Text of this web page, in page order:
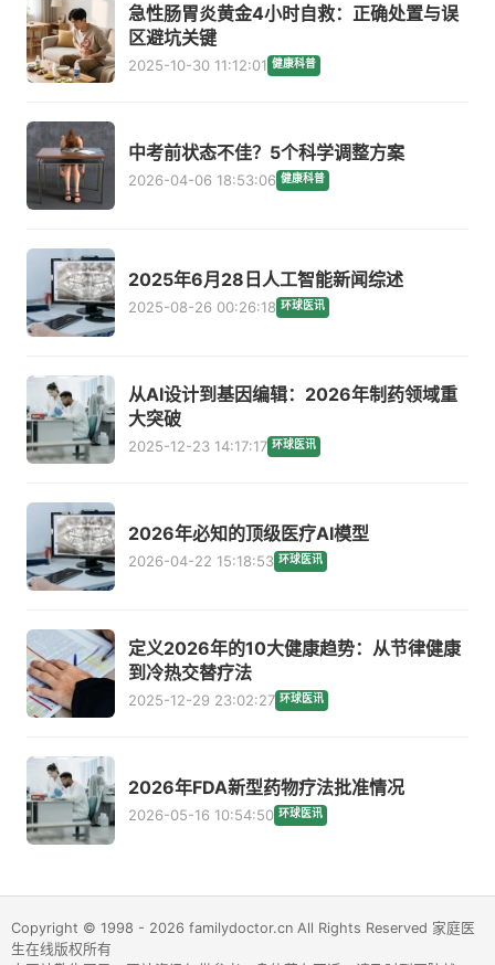
急性肠胃炎黄金4小时自救：正确处置与误
区避坑关键
2025-10-30 11:12:01 健康科普
中考前状态不佳？5个科学调整方案
2026-04-06 18:53:06 健康科普
2025年6月28日人工智能新闻综述
2025-08-26 00:26:18 环球医讯
从AI设计到基因编辑：2026年制药领域重
大突破
2025-12-23 14:17:17 环球医讯
2026年必知的顶级医疗AI模型
2026-04-22 15:18:53 环球医讯
定义2026年的10大健康趋势：从节律健康
到冷热交替疗法
2025-12-29 23:02:27 环球医讯
2026年FDA新型药物疗法批准情况
2026-05-16 10:54:50 环球医讯
Copyright © 1998 - 2026 familydoctor.cn All Rights Reserved 家庭医
生在线版权所有